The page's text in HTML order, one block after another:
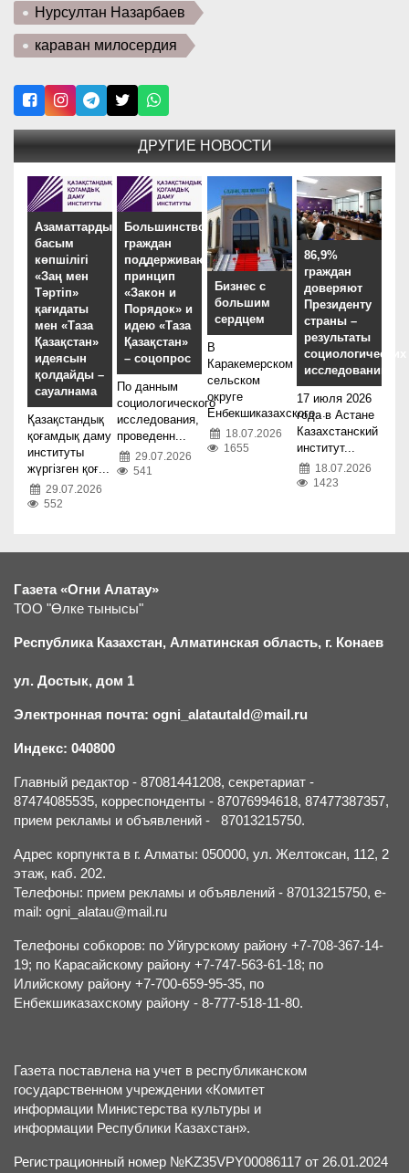
Нурсултан Назарбаев
караван милосердия
ДРУГИЕ НОВОСТИ
Азаматтардың
басым
көпшілігі
«Заң мен
Тәртіп»
қағидаты
мен «Таза
Қазақстан»
идеясын
қолдайды –
сауалнама
Қазақстандық
қоғамдық даму
институты
жүргізген қоғ...
29.07.2026
552
Большинство
граждан
поддерживают
принцип
«Закон и
Порядок» и
идею «Таза
Қазақстан»
– соцопрос
По данным
социологического
исследования,
проведенн...
29.07.2026
541
Бизнес с
большим
сердцем
В
Каракемерском
сельском
округе
Енбекшиказахского...
18.07.2026
1655
86,9%
граждан
доверяют
Президенту
страны –
результаты
социологических
исследований
17 июля 2026
года в Астане
Казахстанский
институт...
18.07.2026
1423
Газета «Огни Алатау»
ТОО "Өлке тынысы"
Республика Казахстан, Алматинская область, г. Конаев
ул. Достык, дом 1
Электронная почта: ogni_alatautald@mail.ru
Индекс: 040800
Главный редактор - 87081441208, секретариат -
87474085535, корреспонденты - 87076994618, 87477387357,
прием рекламы и объявлений - 87013215750.
Адрес корпункта в г. Алматы: 050000, ул. Желтоксан, 112, 2
этаж, каб. 202.
Телефоны: прием рекламы и объявлений - 87013215750, e-
mail: ogni_alatau@mail.ru
Телефоны собкоров: по Уйгурскому району +7-708-367-14-
19; по Карасайскому району +7-747-563-61-18; по
Илийскому району +7-700-659-95-35, по
Енбекшиказахскому району - 8-777-518-11-80.
Газета поставлена на учет в республиканском
государственном учреждении «Комитет
информации Министерства культуры и
информации Республики Казахстан».
Регистрационный номер №KZ35VPY00086117 от 26.01.2024